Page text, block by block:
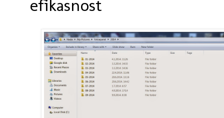
efikasnost